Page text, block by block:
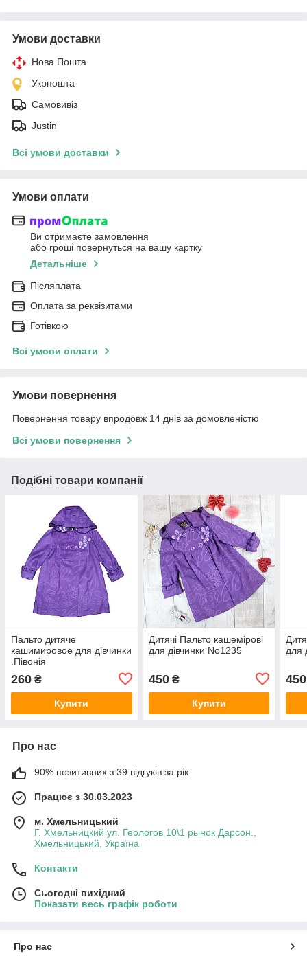
Умови доставки
Нова Пошта
Укрпошта
Самовивіз
Justin
Всі умови доставки
Умови оплати
Ви отримаєте замовлення
або гроші повернуться на вашу картку
Детальніше
Післяплата
Оплата за реквізитами
Готівкою
Всі умови оплати
Умови повернення
Повернення товару впродовж 14 днів за домовленістю
Всі умови повернення
Подібні товари компанії
Пальто дитяче
кашимировое для дівчинки
.Півонія
260 ₴
Купити
Дитячі Пальто кашемірові
для дівчинки No1235
450₴
Купити
для
450
Про нас
90% позитивних з 39 відгуків за рік
Працює з 30.03.2023
м. Хмельницький
Г. Хмельницкий ул. Геологов 10\1 рынок Дарсон.,
Хмельницький, Україна
Контакти
Сьогодні вихідний
Показати весь графік роботи
Про нас